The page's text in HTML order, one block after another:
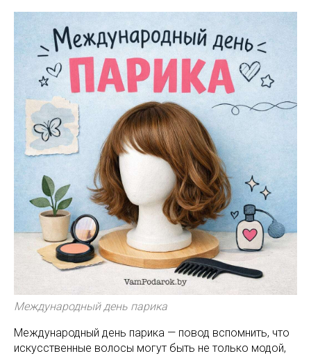
Международный день парика
Международный день парика — повод вспомнить, что
искусственные волосы могут быть не только модой,